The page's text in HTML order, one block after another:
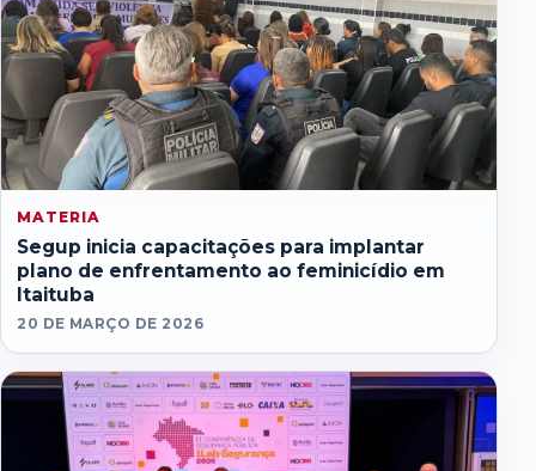
MATERIA
Segup inicia capacitações para implantar
plano de enfrentamento ao feminicídio em
Itaituba
20 DE MARÇO DE 2026